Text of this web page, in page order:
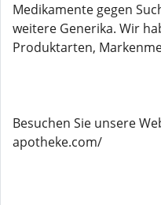
Medikamente gegen
weitere Generika. Wir
Produktarten,
Besuchen Sie unsere
apotheke.com/